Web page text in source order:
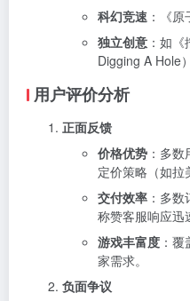
科幻竞速 ：《
独立创意 ：如
Digging A Hole
用户评价分析
正面反馈
价格优势 ：多
定价策略（如拉
交付效率 ：多
称赞客服响应迅
游戏丰富度 ：
家需求。
负面争议